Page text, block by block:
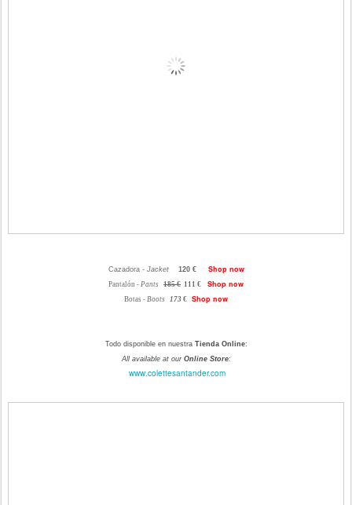
Cazadora - Jacket 120 € Shop now
Pantalón - Pants 185€ 111 € Shop now
Botas - Boots 173 € Shop now
Todo disponible en nuestra Tienda Online:
All available at our Online Store:
www.colettesantander.com